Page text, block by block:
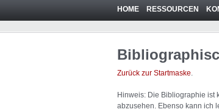
HOME RESSOURCEN
Zurück zur Startmaske.
Hinweis: Die Bibliographie ist
abzusehen. Ebenso kann ich